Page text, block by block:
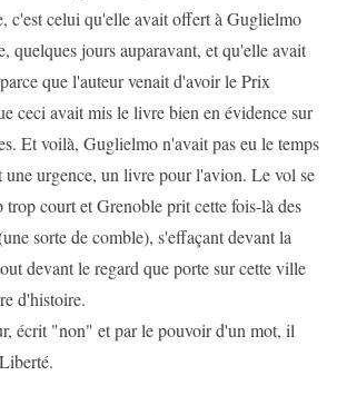
c'est celui qu'elle avait offert à Guglielmo
quelques jours auparavant, et qu'elle avait
que l'auteur venait d'avoir le Prix
ceci avait mis le livre bien en évidence sur
Et voilà, Guglielmo n'avait pas eu le temps
urgence, un livre pour l'avion. Le vol se
trop court et Grenoble prit cette fois-là des
sorte de comble), s'effaçant devant la
devant le regard que porte sur cette ville
d'histoire.
écrit "non" et par le pouvoir d'un mot, il